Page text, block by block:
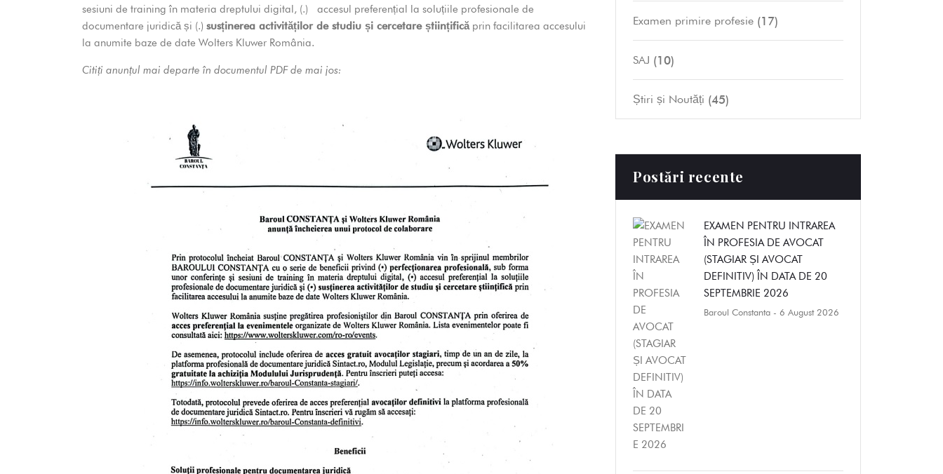
sesiuni de training în materia dreptului digital, (.) accesul preferențial la soluțiile profesionale de
documentare juridică și (.) susținerea activităților de studiu și cercetare științificăprin facilitarea accesului
la anumite baze de date Wolters Kluwer România.
Citiți anunțul mai departe în documentul PDF de mai jos:
Examen primire profesie (17)
SAJ (10)
Știri și Noutăți (45)
Postări recente
EXAMEN PENTRU INTRAREA
ÎN PROFESIA DE AVOCAT
(STAGIAR ȘI AVOCAT
DEFINITIV) ÎN DATA DE 20
SEPTEMBRIE 2026
Baroul Constanta - 6 August 2026